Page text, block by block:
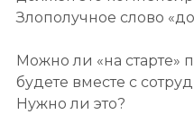
Злополучное слово
Можно ли «на старте»
будете вместе с
Нужно ли это?